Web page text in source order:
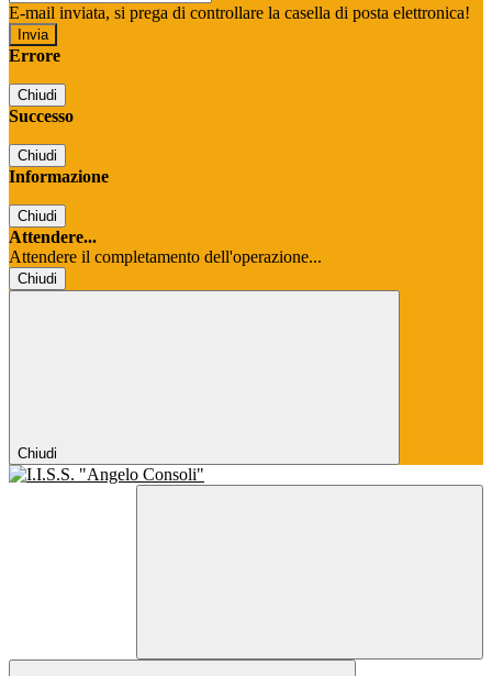
E-mail inviata, si prega di controllare la casella di posta elettronica!
Errore
Chiudi
Successo
Chiudi
Informazione
Chiudi
Attendere...
Attendere il completamento dell'operazione...
Chiudi
Chiudi